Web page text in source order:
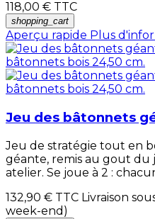
118,00 € TTC
shopping_cart
Aperçu rapide Plus
Jeu des bâtonnets
Jeu de stratégie tout en
géante, remis au gout
atelier. Se joue à 2 :
132,90 € TTC Livraison
week-end)